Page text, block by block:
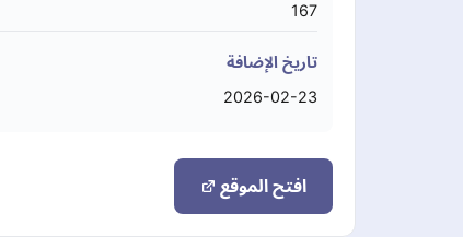
167
تاريخ الإضافة
2026-02-23
افتح الموقع